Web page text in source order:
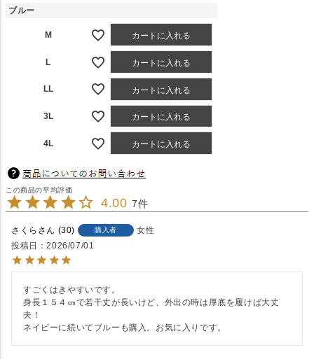
ブルー
M カートに入れる
L カートに入れる
LL カートに入れる
3L カートに入れる
4L カートに入れる
4.00 7
さくら 30 購入者
女性
投稿日
2026/07/01
すごくはきやすいです。
身長１５４㎝で若干丈が長いけど、外出の時は厚底を履けば大丈
夫！
ネイビーに続いてブルーも購入。お気に入りです。